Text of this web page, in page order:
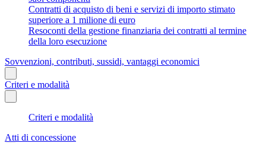
Contratti di acquisto di beni e servizi di importo stimato
superiore a 1 milione di euro
Resoconti della gestione finanziaria dei contratti al termine
della loro esecuzione
Sovvenzioni, contributi, sussidi, vantaggi economici
Criteri e modalità
Criteri e modalità
Atti di concessione